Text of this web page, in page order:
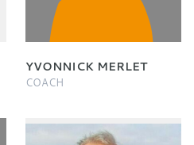
YVONNICK MERLET
COACH